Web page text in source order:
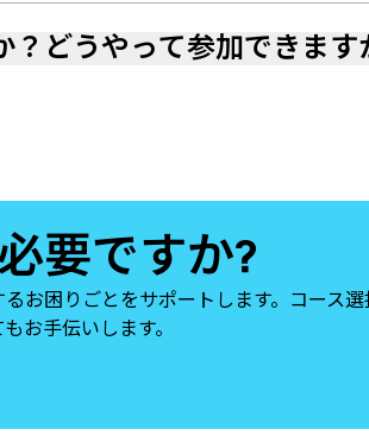
どうやって参加できます
要ですか?
お困りごとをサポートします。コース
お手伝いします。